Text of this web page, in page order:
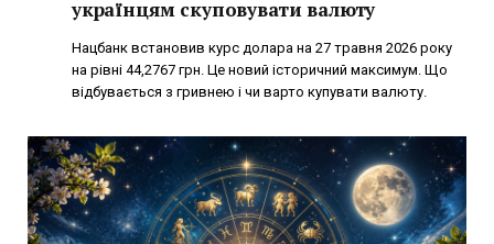
українцям скуповувати валюту
Нацбанк встановив курс долара на 27 травня 2026 року
на рівні 44,2767 грн. Це новий історичний максимум. Що
відбувається з гривнею і чи варто купувати валюту.